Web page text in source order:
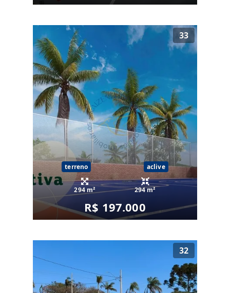
33
terreno aclive
294 m² 294 m²
R$ 197.000
32